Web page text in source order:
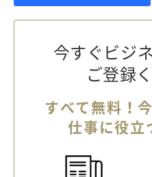
今すぐビジ
ご登録
すべて無料！
仕事に役立